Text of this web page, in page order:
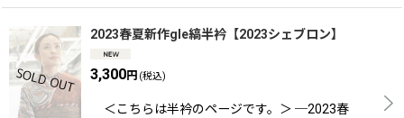
2023春夏新作gle縞半衿【2023シェブロン】
3,300円 (税込)
＜こちらは半衿のページです。＞ ─2023春